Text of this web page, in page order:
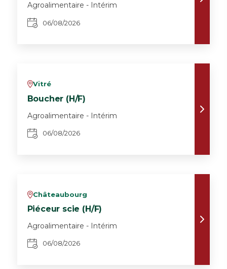
Agroalimentaire - Intérim
06/08/2026
vVitré
Boucher (H/F)
Agroalimentaire - Intérim
06/08/2026
vChâteaubourg
Piéceur scie (H/F)
Agroalimentaire - Intérim
06/08/2026